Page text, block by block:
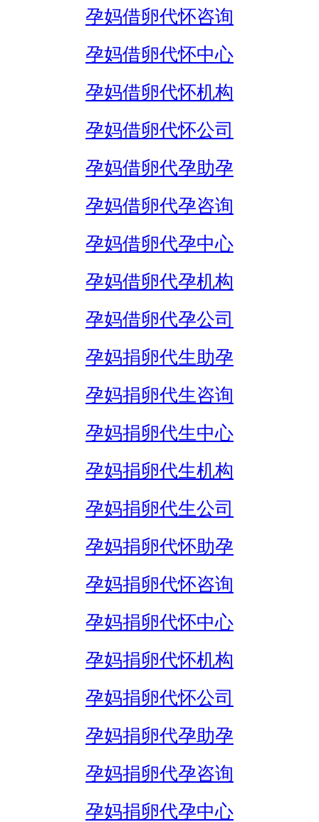
孕妈借卵代怀咨询
孕妈借卵代怀中心
孕妈借卵代怀机构
孕妈借卵代怀公司
孕妈借卵代孕助孕
孕妈借卵代孕咨询
孕妈借卵代孕中心
孕妈借卵代孕机构
孕妈借卵代孕公司
孕妈捐卵代生助孕
孕妈捐卵代生咨询
孕妈捐卵代生中心
孕妈捐卵代生机构
孕妈捐卵代生公司
孕妈捐卵代怀助孕
孕妈捐卵代怀咨询
孕妈捐卵代怀中心
孕妈捐卵代怀机构
孕妈捐卵代怀公司
孕妈捐卵代孕助孕
孕妈捐卵代孕咨询
孕妈捐卵代孕中心